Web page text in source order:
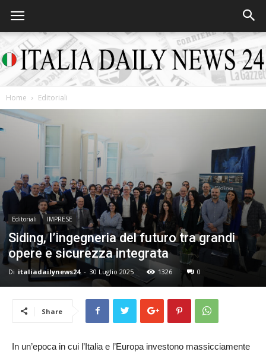
Italia
News
24
Home Editoriali
Editoriali IMPRESE
Siding, l’ingegneria del futuro tra grandi
opere e sicurezza integrata
Di italiadailynews24 - 30 Luglio 2025 1326 0
Share
In un’epoca in cui l’Italia e l’Europa investono massicciamente